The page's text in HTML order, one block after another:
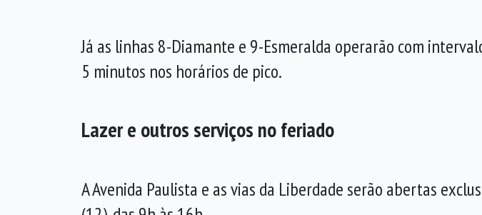
Já as linhas 8-Diamante e 9-Esmeralda operarão com
5 minutos nos horários de pico.
Lazer e outros serviços no feriado
A Avenida Paulista e as vias da Liberdade serão abertas